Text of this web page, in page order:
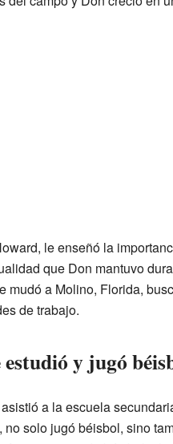
le enseñó la
que Don mantuvo
mudó a Molino, Florida,
de trabajo.
estudió y jugó
a la escuela
no solo jugó béisbol, sino